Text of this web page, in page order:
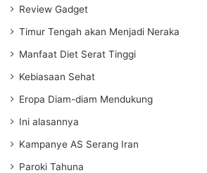
Review Gadget
Timur Tengah akan Menjadi Neraka
Manfaat Diet Serat Tinggi
Kebiasaan Sehat
Eropa Diam-diam Mendukung
Ini alasannya
Kampanye AS Serang Iran
Paroki Tahuna